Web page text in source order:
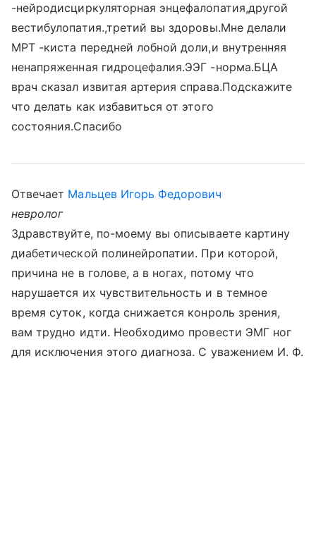
-нейродисциркуляторная энцефалопатия,другой
вестибулопатия.,третий вы здоровы.Мне делали
МРТ -киста передней лобной доли,и внутренняя
ненапряженная гидроцефалия.ЭЭГ -норма.БЦА
врач сказал извитая артерия справа.Подскажите
что делать как избавиться от этого
состояния.Спасибо
Отвечает Мальцев Игорь Федорович
невролог
Здравствуйте, по-моему вы описываете картину
диабетической полинейропатии. При которой,
причина не в голове, а в ногах, потому что
нарушается их чувствительность и в темное
время суток, когда снижается конроль зрения,
вам трудно идти. Необходимо провести ЭМГ ног
для исключения этого диагноза. С уважением И. Ф.